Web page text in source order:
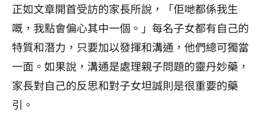
正如文章開首受訪的家長所說，「佢哋都係我生
嘅，我點會偏心其中一個。」每名子女都有自己的
特質和潛力，只要加以發揮和溝通，他們總可獨當
一面。如果說，溝通是處理親子問題的靈丹妙藥，
家長對自己的反思和對子女坦誠則是很重要的藥
引。